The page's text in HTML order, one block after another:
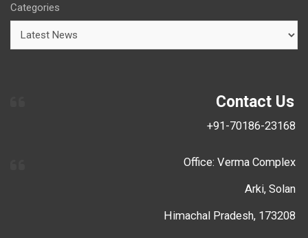
Categories
Contact Us
+91-70186-23168
Office: Verma Complex
Arki, Solan
Himachal Pradesh, 173208